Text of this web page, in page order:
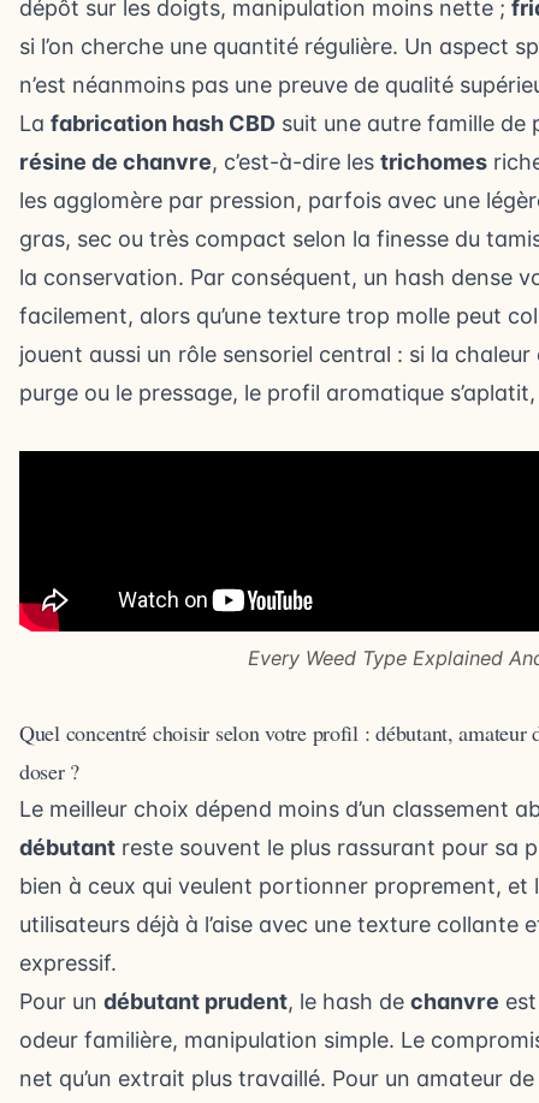
dépôt sur les doigts, manipulation moins nette ;
si l’on cherche une quantité régulière. Un aspect
n’est néanmoins pas une preuve de qualité
La fabrication hash CBD suit une autre famille de
résine de chanvre, c’est-à-dire les trichomes
les agglomère par pression, parfois avec une
gras, sec ou très compact selon la finesse du
la conservation. Par conséquent, un hash dense
facilement, alors qu’une texture trop molle peut
jouent aussi un rôle sensoriel central : si la
purge ou le pressage, le profil aromatique
Every Weed Type Explained
Quel concentré choisir selon votre profil : débutant,
doser ?
Le meilleur choix dépend moins d’un classement
débutant reste souvent le plus rassurant pour sa
bien à ceux qui veulent portionner proprement, et
utilisateurs déjà à l’aise avec une texture
expressif.
Pour un débutant prudent, le hash de chanvre
odeur familière, manipulation simple. Le
net qu’un extrait plus travaillé. Pour un amateur